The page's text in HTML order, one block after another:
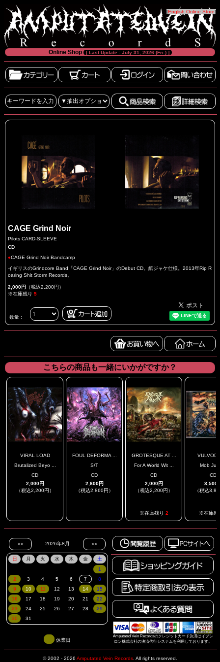
[English Online Store]
Online Shop [ Last Update : July 31, 2026 (Fri.) ]
CAGE Grind Noir
Pilots CARD-SLEEVE
CD
●CAGE Grind Noir Bandcamp
イギリスのGrindcore Band「CAGE Grind Noir」のDebut CD。紙ジャケ仕様。2013年Rip R
oaring Shit Storm Records。
2,000円 （税込2,200円）
※在庫残り 5
数量：
こちらの商品も一緒にいかがですか？
VIRAL LOAD
Brutalized Beyo ...
CD
2,000円
（税込2,200円）
FOUL DEFORMA ...
S/T
CD
2,600円
（税込2,860円）
GROTESQUE AT ...
For A World Wit ...
CD
2,000円
（税込2,200円）
※在庫残り 2
Mob
CD
3,500
（税込
※在庫残
Amputated Vein Recordsのクレジットカード決済はイプシ
ロン株式会社の決済代行システムを利用しております。
休業日
© 2002 - 2026 Amputated Vein Records All rights reserved.